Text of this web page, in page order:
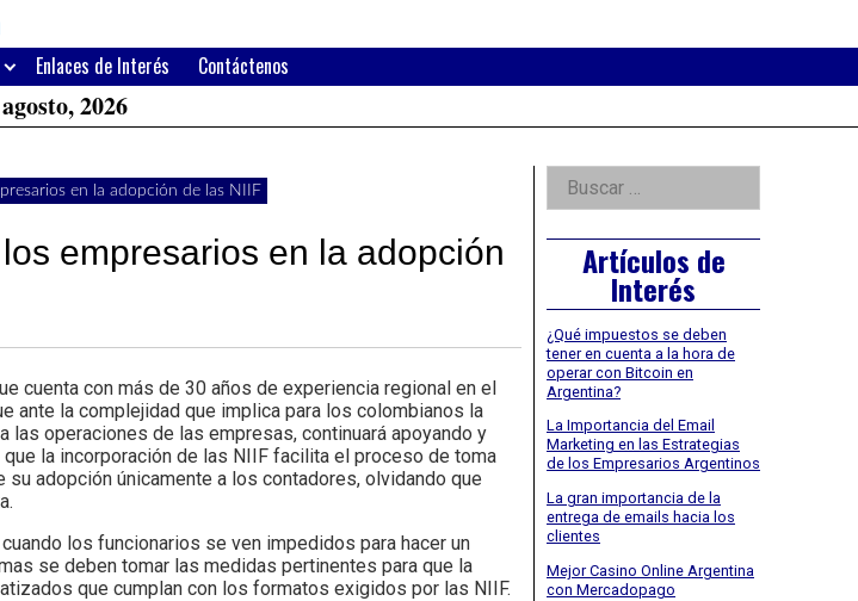
Area
Enlaces de Interés Contáctenos
2026
en la adopción de las NIIF
empresarios en la adopción
cuenta con más de 30 años de experiencia regional en el
ante la complejidad que implica para los colombianos la
las operaciones de las empresas, continuará apoyando y
la incorporación de las NIIF facilita el proceso de toma
adopción únicamente a los contadores, olvidando que
los funcionarios se ven impedidos para hacer un
se deben tomar las medidas pertinentes para que la
que cumplan con los formatos exigidos por las NIIF.
Right
Asides
Buscar:
Artículos de
Interés
¿Qué impuestos se deben
tener en cuenta a la hora de
operar con Bitcoin en
Argentina?
La Importancia del Email
Marketing en las Estrategias
de los Empresarios Argentinos
La gran importancia de la
entrega de emails hacia los
clientes
Mejor Casino Online Argentina
con Mercadopago